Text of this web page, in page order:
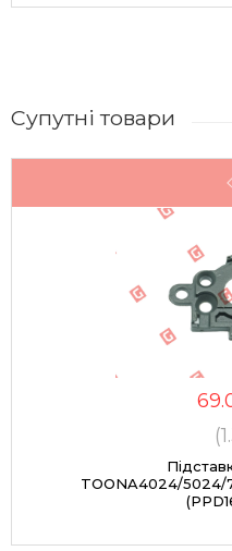
Супутні товари
TOONA4024/